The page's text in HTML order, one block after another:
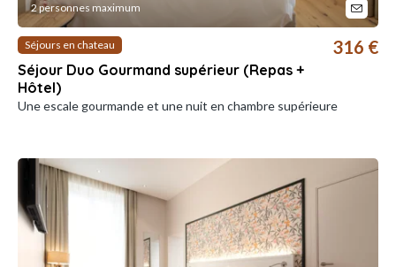
2 personnes maximum
Séjours en chateau
Séjour Duo Gourmand supérieur (Repas +
Hôtel)
316 €
Une escale gourmande et une nuit en chambre supérieure